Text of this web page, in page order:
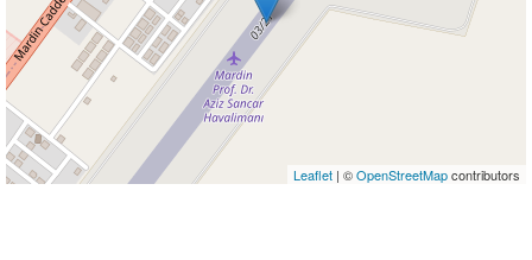
Leaflet | ©OpenStreetMapcontributors